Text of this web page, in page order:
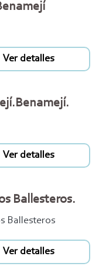
Ver detalles
Ver detalles
Ballesteros.
Ballesteros
Ver detalles